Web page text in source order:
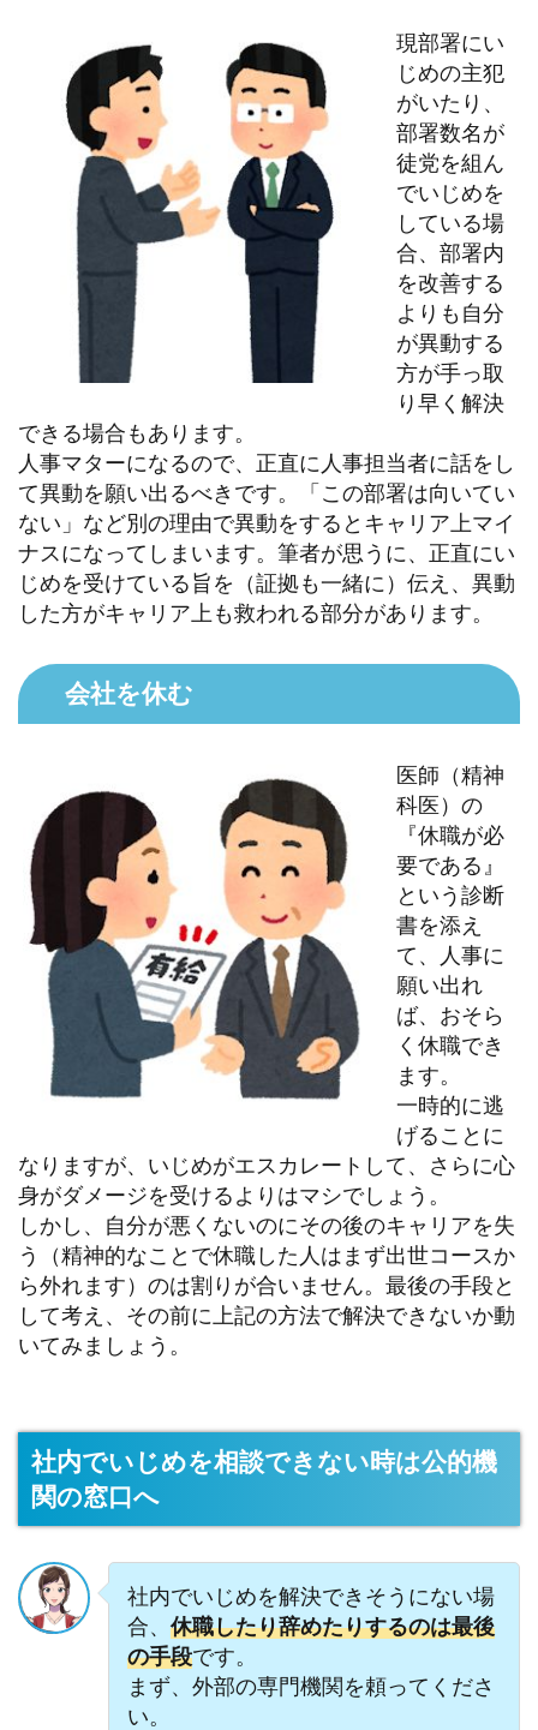
現部署にい
じめの主犯
がいたり、
部署数名が
徒党を組ん
でいじめを
している場
合、部署内
を改善する
よりも自分
が異動する
方が手っ取
り早く解決
できる場合もあります。
人事マターになるので、正直に人事担当者に話をし
て異動を願い出るべきです。「この部署は向いてい
ない」など別の理由で異動をするとキャリア上マイ
ナスになってしまいます。筆者が思うに、正直にい
じめを受けている旨を（証拠も一緒に）伝え、異動
した方がキャリア上も救われる部分があります。
会社を休む
医師（精神
科医）の
『休職が必
要である』
という診断
書を添え
て、人事に
願い出れ
ば、おそら
く休職でき
ます。
一時的に逃
げることに
なりますが、いじめがエスカレートして、さらに心
身がダメージを受けるよりはマシでしょう。
しかし、自分が悪くないのにその後のキャリアを失
う（精神的なことで休職した人はまず出世コースか
ら外れます）のは割りが合いません。最後の手段と
して考え、その前に上記の方法で解決できないか動
いてみましょう。
社内でいじめを相談できない時は公的機
関の窓口へ
社内でいじめを解決できそうにない場
合、 休職したり辞めたりするのは最後
の手段です。
まず、外部の専門機関を頼ってくださ
い。